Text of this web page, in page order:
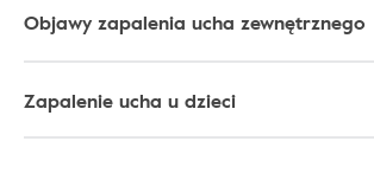
Objawy zapalenia ucha zewnętrznego
Zapalenie ucha u dzieci